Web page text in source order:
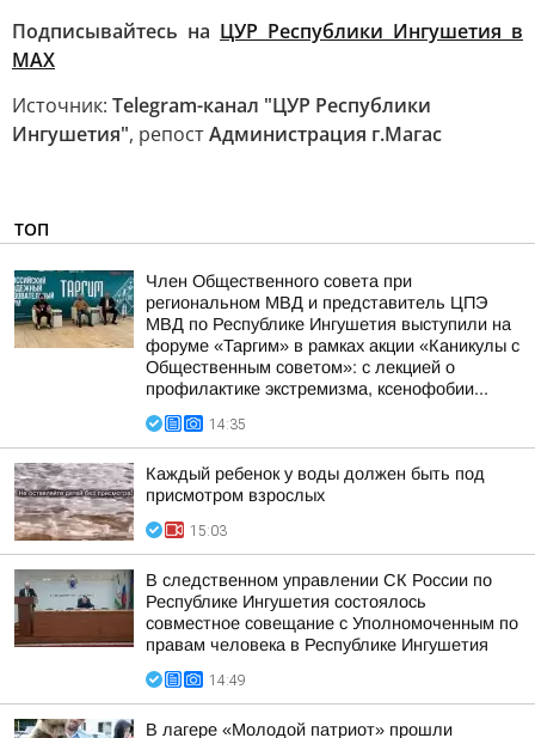
Подписывайтесь на ЦУР Республики Ингушетия в
MAX
Источник: Telegram-канал "ЦУР Республики
Ингушетия", репостАдминистрация г.Магас
ТОП
Член Общественного совета при
региональном МВД и представитель ЦПЭ
МВД по Республике Ингушетия выступили на
форуме «Таргим» в рамках акции «Каникулы с
Общественным советом»: с лекцией о
профилактике экстремизма, ксенофобии...
14:35
Каждый ребенок у воды должен быть под
присмотром взрослых
15:03
В следственном управлении СК России по
Республике Ингушетия состоялось
совместное совещание с Уполномоченным по
правам человека в Республике Ингушетия
14:49
В лагере «Молодой патриот» прошли